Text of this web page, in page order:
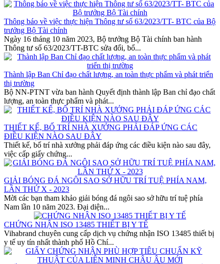
Thông báo về việc thực hiện Thông tư số 63/2023/TT- BTC của Bộ
trưởng Bộ Tài chính
Ngày 16 tháng 10 năm 2023, Bộ trưởng Bộ Tài chính ban hành
Thông tư số 63/2023/TT-BTC sửa đổi, bổ...
Thành lập Ban Chỉ đạo chất lượng, an toàn thực phẩm và phát triển
thị trường
Bộ NN-PTNT vừa ban hành Quyết định thành lập Ban chỉ đạo chất
lượng, an toàn thực phẩm và phát...
THIẾT KẾ, BỐ TRÍ NHÀ XƯỞNG PHẢI ĐÁP ỨNG CÁC
ĐIỀU KIỆN NÀO SAU ĐÂY
Thiết kế, bố trí nhà xưởng phải đáp ứng các điều kiện nào sau đây,
việc cấp giấy chứng...
GIẢI BÓNG ĐÁ NGÔI SAO SỞ HỮU TRÍ TUỆ PHÍA NAM,
LẦN THỨ X - 2023
Mời các bạn tham khảo giải bóng đá ngôi sao sở hữu trí tuệ phía
Nam lần 10 năm 2023. Đại diện...
CHỨNG NHẬN ISO 13485 THIẾT BỊ Y TẾ
Vihabrand chuyên cung cấp dịch vụ chứng nhận ISO 13485 thiết bị
y tế uy tín nhất thành phố Hồ Chí...